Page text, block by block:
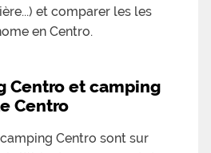
et comparer les les
en Centro.
Centro et camping
Centro
Centro sont sur